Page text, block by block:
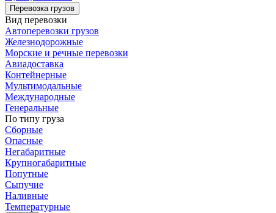
Перевозка грузов
Вид перевозки
Автоперевозки грузов
Железнодорожные
Морские и речные перевозки
Авиадоставка
Контейнерные
Мультимодальные
Международные
Генеральные
По типу груза
Сборные
Опасные
Негабаритные
Крупногабаритные
Попутные
Сыпучие
Наливные
Температурные